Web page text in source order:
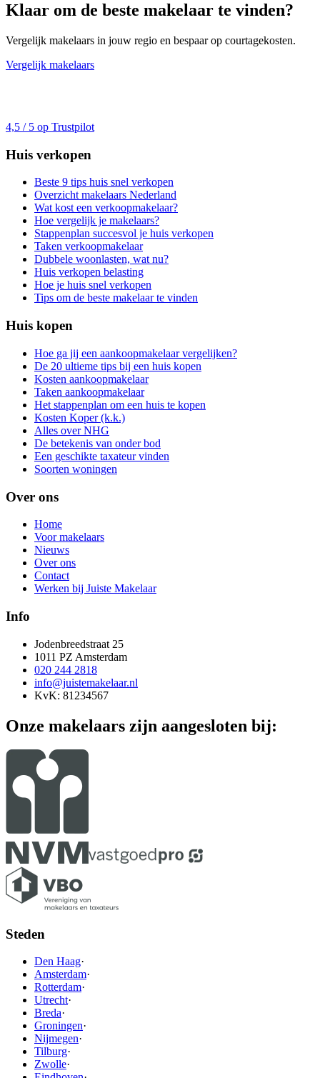
Klaar om de beste makelaar te vinden?
Vergelijk makelaars in jouw regio en bespaar op courtagekosten.
Vergelijk makelaars
4,5 / 5 op Trustpilot
Huis verkopen
Beste 9 tips huis snel verkopen
Overzicht makelaars Nederland
Wat kost een verkoopmakelaar?
Hoe vergelijk je makelaars?
Stappenplan succesvol je huis verkopen
Taken verkoopmakelaar
Dubbele woonlasten, wat nu?
Huis verkopen belasting
Hoe je huis snel verkopen
Tips om de beste makelaar te vinden
Huis kopen
Hoe ga jij een aankoopmakelaar vergelijken?
De 20 ultieme tips bij een huis kopen
Kosten aankoopmakelaar
Taken aankoopmakelaar
Het stappenplan om een huis te kopen
Kosten Koper (k.k.)
Alles over NHG
De betekenis van onder bod
Een geschikte taxateur vinden
Soorten woningen
Over ons
Home
Voor makelaars
Nieuws
Over ons
Contact
Werken bij Juiste Makelaar
Info
Jodenbreedstraat 25
1011 PZ Amsterdam
020 244 2818
info@juistemakelaar.nl
KvK: 81234567
Onze makelaars zijn aangesloten bij:
Steden
Den Haag·
Amsterdam·
Rotterdam·
Utrecht·
Breda·
Groningen·
Nijmegen·
Tilburg·
Zwolle·